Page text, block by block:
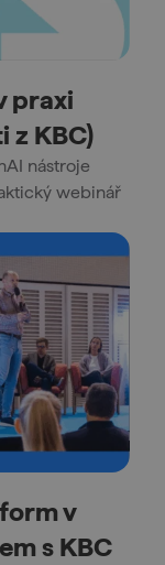
praxi
z KBC)
nástroje
webinář
v
s KBC